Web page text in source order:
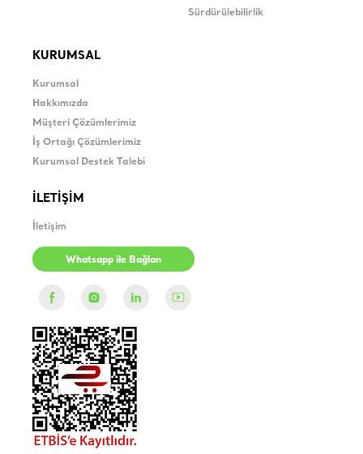
Sürdürülebilirlik
KURUMSAL
Kurumsal
Hakkımızda
Müşteri Çözümlerimiz
İş Ortağı Çözümlerimiz
Kurumsal Destek Talebi
İLETİŞİM
İletişim
Whatsapp ile Bağlan